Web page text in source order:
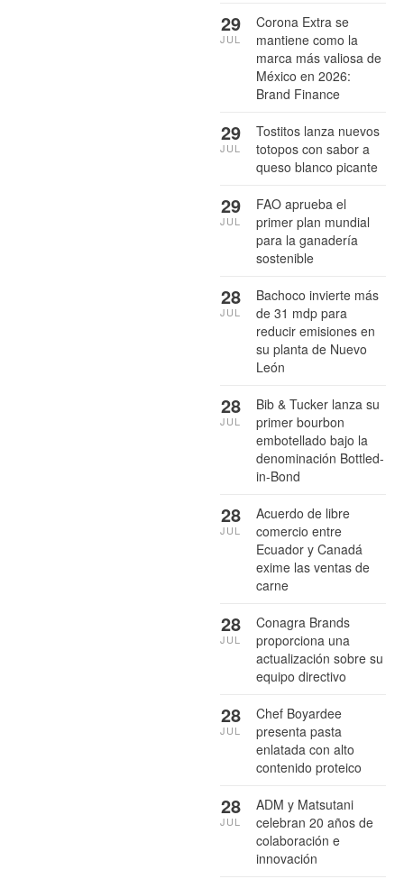
Corona Extra se
mantiene como la
marca más valiosa de
México en 2026:
Brand Finance
29
JUL
Tostitos lanza nuevos
totopos con sabor a
queso blanco picante
29
JUL
FAO aprueba el
primer plan mundial
para la ganadería
sostenible
29
JUL
Bachoco invierte más
de 31 mdp para
reducir emisiones en
su planta de Nuevo
León
28
JUL
Bib & Tucker lanza su
primer bourbon
embotellado bajo la
denominación Bottled-
in-Bond
28
JUL
Acuerdo de libre
comercio entre
Ecuador y Canadá
exime las ventas de
carne
28
JUL
Conagra Brands
proporciona una
actualización sobre su
equipo directivo
28
JUL
Chef Boyardee
presenta pasta
enlatada con alto
contenido proteico
28
JUL
ADM y Matsutani
celebran 20 años de
colaboración e
innovación
28
JUL